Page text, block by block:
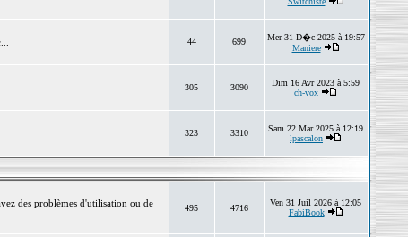
44 699
Mer 31 D�c 2025 à 19:57
Maniere
305 3090
Dim 16 Avr 2023 à 5:59
ch-vox
323 3310
Sam 22 Mar 2025 à 12:19
lpascalon
des problèmes d'utilisation ou de
495 4716
Ven 31 Juil 2026 à 12:05
FabiBook